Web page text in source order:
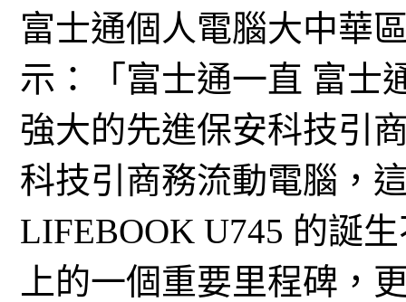
富士通個人電腦大中華
示：「富士通一直 富士
強大的先進保安科技引
科技引商務流動電腦，
LIFEBOOK U745 的誕
上的一個重要里程碑，